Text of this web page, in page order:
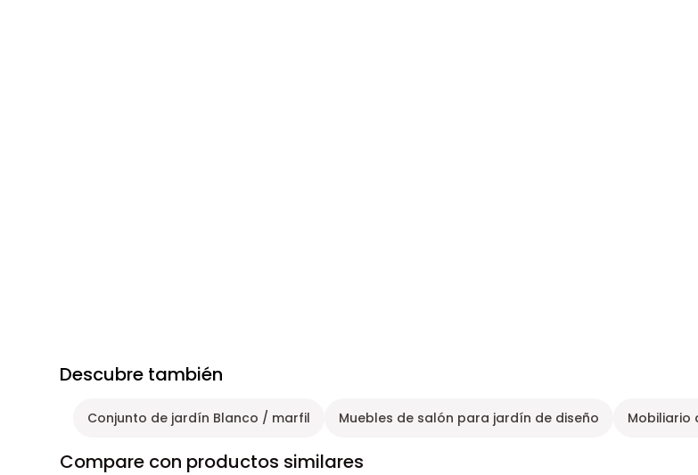
Descubre también
Conjunto de jardín Blanco / marfil Muebles de salón para jardín de diseño Mobiliario
Compare con productos similares